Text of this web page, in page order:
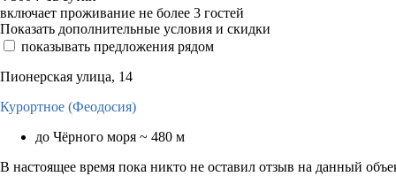
включает проживание не более 3 гостей
Показать дополнительные условия и скидки
показывать предложения рядом
Пионерская улица, 14
Курортное (Феодосия)
до Чёрного моря ~ 480 м
В настоящее время пока никто не оставил отзыв на данный